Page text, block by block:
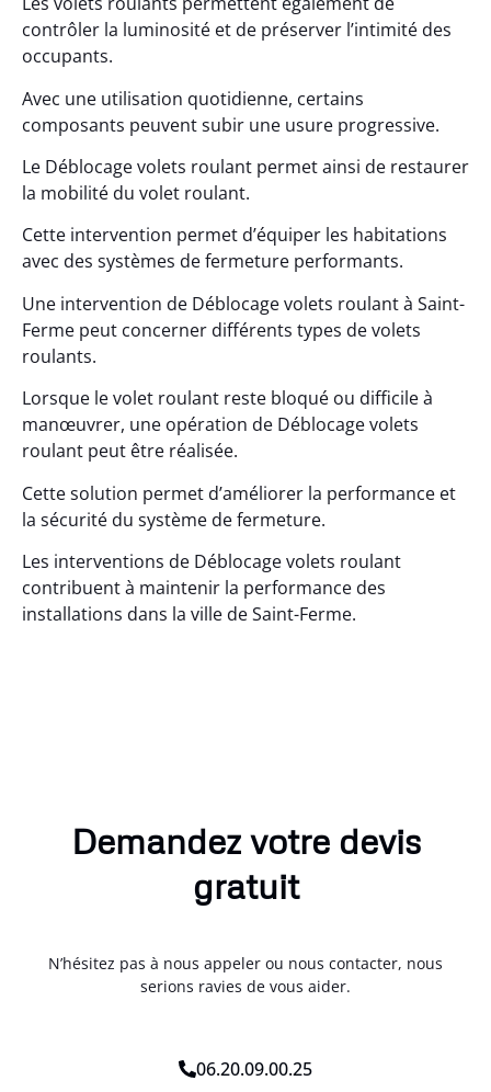
contrôler la luminosité et de préserver l’intimité des
occupants.
Avec une utilisation quotidienne, certains
composants peuvent subir une usure progressive.
Le Déblocage volets roulant permet ainsi de restaurer
la mobilité du volet roulant.
Cette intervention permet d’équiper les habitations
avec des systèmes de fermeture performants.
Une intervention de Déblocage volets roulant à Saint-
Ferme peut concerner différents types de volets
roulants.
Lorsque le volet roulant reste bloqué ou difficile à
manœuvrer, une opération de Déblocage volets
roulant peut être réalisée.
Cette solution permet d’améliorer la performance et
la sécurité du système de fermeture.
Les interventions de Déblocage volets roulant
contribuent à maintenir la performance des
installations dans la ville de Saint-Ferme.
Demandez votre devis
gratuit
N’hésitez pas à nous appeler ou nous contacter, nous
serions ravies de vous aider.
06.20.09.00.25